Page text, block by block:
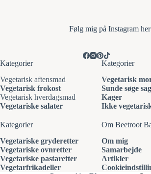
Følg mig på Instagram her